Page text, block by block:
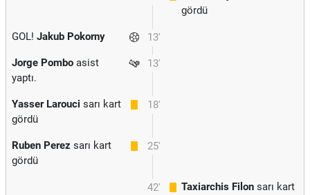
gördü
13'
GOL! Jakub Pokorny
13'
Jorge Pombo asist
yaptı.
18'
Yasser Larouci sarı kart
gördü
25'
Ruben Perez sarı kart
gördü
42' Taxiarchis Filon sarı kart